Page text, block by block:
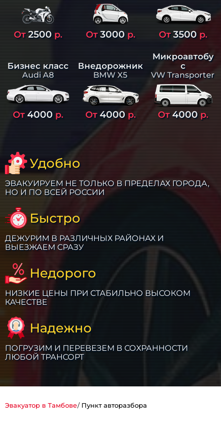
От2500р. От3000р. От3500р.
Бизнес класс
Audi A8
От4000 р.
Внедорожник
BMW X5
От4000р.
Микроавтобу
с
VW Transporter
От4000р.
Удобно
ЭВАКУИРУЕМ НЕ ТОЛЬКО В ПРЕДЕЛАХ ГОРОДА,
НО И ПО ВСЕЙ РОССИИ
Быстро
ДЕЖУРИМ В РАЗЛИЧНЫХ РАЙОНАХ И
ВЫЕЗЖАЕМ СРАЗУ
Недорого
НИЗКИЕ ЦЕНЫ ПРИ СТАБИЛЬНО ВЫСОКОМ
КАЧЕСТВЕ
Надежно
ПОГРУЗИМ И ПЕРЕВЕЗЕМ В СОХРАННОСТИ
ЛЮБОЙ ТРАНСОРТ
Эвакуатор в Тамбове Пункт авторазбора